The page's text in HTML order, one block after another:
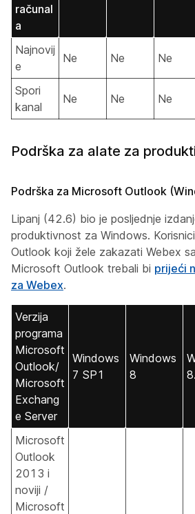
računal
a
Najnovij
e
Ne Ne Ne
Spori
kanal
Ne Ne Ne
Podrška za alate za
Podrška za Microsoft Outlook
Lipanj (42.6) bio je posljednje
produktivnost za Windows.
Outlook koji žele zakazati Webex
Microsoft Outlook trebali bi prijeći
za Webex.
Verzija
programa
Microsoft
Outlook/
Microsoft
Exchang
e Server
Windows
7 SP1
Windows
8
Microsoft
Outlook
2013 i
noviji /
Microsoft